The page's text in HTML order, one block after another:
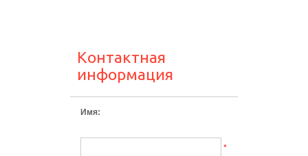
Контактная
информация
Имя:
*